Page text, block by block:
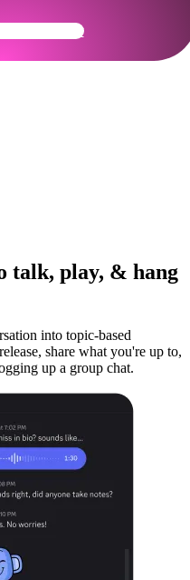
Ready
talk, play, & hang
into topic-based
share what you're up to,
up a group chat.